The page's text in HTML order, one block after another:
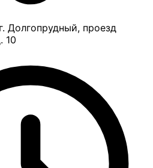
Долгопрудный, проезд
10